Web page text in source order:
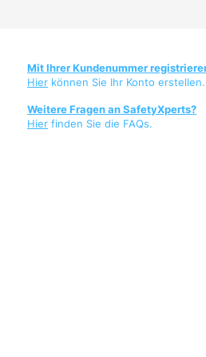
Mit Ihrer Kundenummer
Hier können Sie Ihr Konto erstellen.
Weitere Fragen an SafetyXperts?
Hier finden Sie die FAQs.